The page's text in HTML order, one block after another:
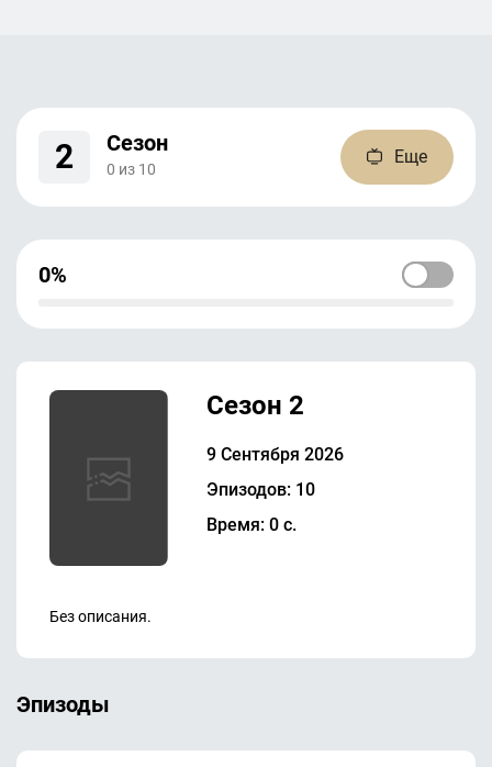
2 Сезон
0 из 10
Еще
0%
Сезон 2
9 Сентября 2026
Эпизодов: 10
Время: 0 с.
Без описания.
Эпизоды